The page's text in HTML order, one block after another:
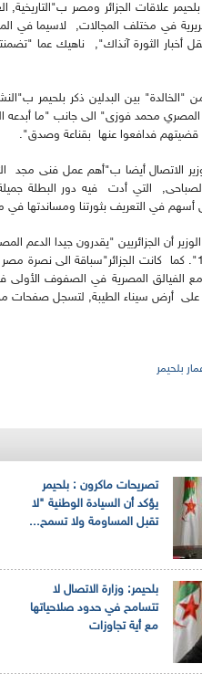
علاقات الجزائر ومصر ب"التاريخية,
في مختلف المجالات, لاسيما في
أخبار الثورة آنذاك", ناهيك عما
"الخالدة" بين البدلين ذكر بلحيمر
المصري محمد فوزى" الى جانب "ما أبدعه
قضيتهم فدافعوا عنها بقناعة وصدق".
الصباحى, التي أدت فيه دور البطلة
أسهم في التعريف بثورتنا ومساندتها في
أن الجزائريين "يقدرون جيدا الدعم
مع الفيالق المصرية في الصفوف
على أرض سيناء الطيبة, لتسجل صفحات
بلحيمر
تصريحات ماكرون : بلحيمر
يؤكد أن السيادة الوطنية "لا
تقبل المساومة ولا تسمح...
بلحيمر: وزارة الاتصال لا
تتسامح في حدود صلاحياتها
مع أية تجاوزات
اللقاء الوطني لمديري الإذاعات الوطنية
وتغطية الإنتخابات المحلية لـ27 نوفمبر 2021